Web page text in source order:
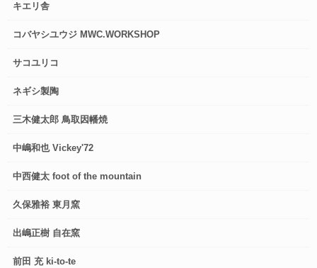
キエリ舎
コバヤシユウジ MWC.WORKSHOP
サコユリコ
ネギシ製陶
三木健太郎 鳥取因幡焼
中嶋和也 Vickey'72
中西健太 foot of the mountain
久保雅裕 東月窯
出嶋正樹 自在窯
前田 充 ki-to-te